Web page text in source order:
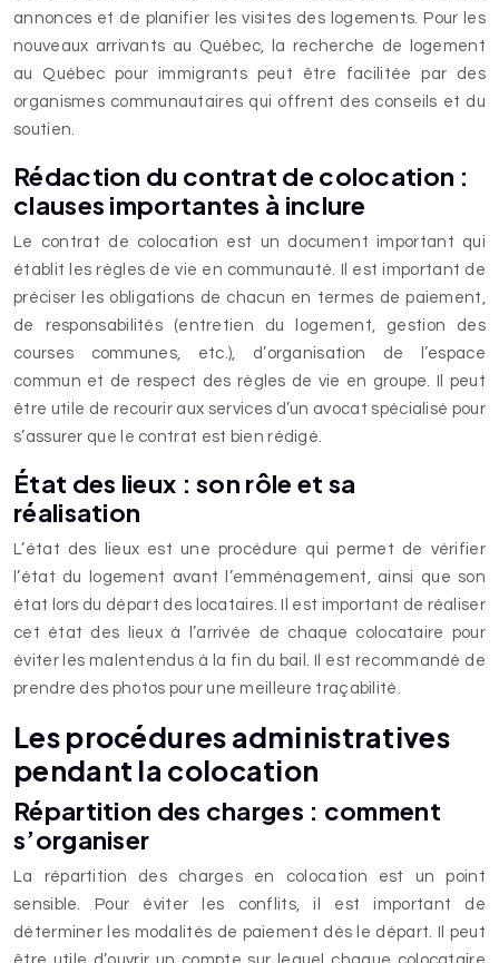
annonces et de planifier les visites des logements. Pour les
nouveaux arrivants au Québec, la recherche de logement
au Québec pour immigrants peut être facilitée par des
organismes communautaires qui offrent des conseils et du
soutien.
Rédaction du contrat de colocation :
clauses importantes à inclure
Le contrat de colocation est un document important qui
établit les règles de vie en communauté. Il est important de
préciser les obligations de chacun en termes de paiement,
de responsabilités (entretien du logement, gestion des
courses communes, etc.), d’organisation de l’espace
commun et de respect des règles de vie en groupe. Il peut
être utile de recourir aux services d’un avocat spécialisé pour
s’assurer que le contrat est bien rédigé.
État des lieux : son rôle et sa
réalisation
L’état des lieux est une procédure qui permet de vérifier
l’état du logement avant l’emménagement, ainsi que son
état lors du départ des locataires. Il est important de réaliser
cet état des lieux à l’arrivée de chaque colocataire pour
éviter les malentendus à la fin du bail. Il est recommandé de
prendre des photos pour une meilleure traçabilité.
Les procédures administratives
pendant la colocation
Répartition des charges : comment
s’organiser
La répartition des charges en colocation est un point
sensible. Pour éviter les conflits, il est important de
déterminer les modalités de paiement dès le départ. Il peut